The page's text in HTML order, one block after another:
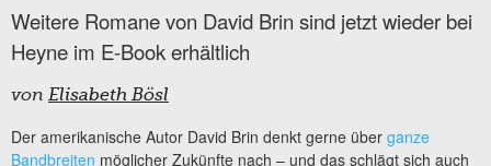
Weitere Romane von David Brin sind jetzt wieder bei
Heyne im E-Book erhältlich
von Elisabeth Bösl
Der amerikanische Autor David Brin denkt gerne über ganze
Bandbreiten möglicher Zukünfte nach – und das schlägt sich auch